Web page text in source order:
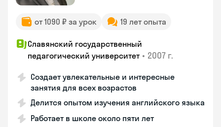
от 1090 ₽ за урок 19 лет опыта
Славянский государственный
педагогический университет • 2007 г.
Создает увлекательные и интересные
занятия для всех возрастов
Делится опытом изучения английского языка
Работает в школе около пяти лет